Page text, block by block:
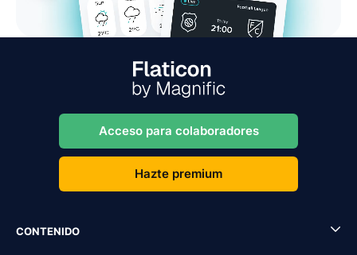
Acceso para colaboradores
Hazte premium
CONTENIDO